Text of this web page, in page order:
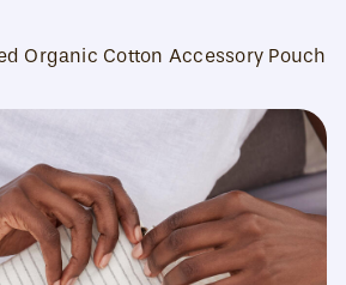
Organic Cotton Accessory Pouch